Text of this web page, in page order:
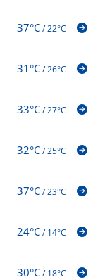
37°C/22°C
31°C/26°C
33°C/27°C
32°C/25°C
37°C/23°C
24°C/14°C
30°C/18°C